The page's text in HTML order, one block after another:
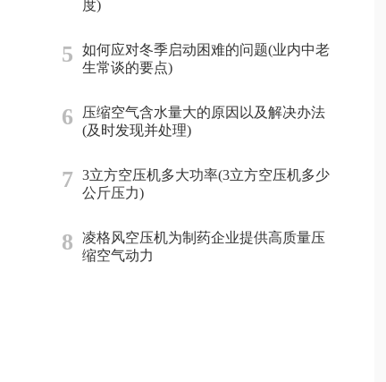
度)
5
如何应对冬季启动困难的问题(业内中老
生常谈的要点)
6
压缩空气含水量大的原因以及解决办法
(及时发现并处理)
7
3立方空压机多大功率(3立方空压机多少
公斤压力)
8
凌格风空压机为制药企业提供高质量压
缩空气动力